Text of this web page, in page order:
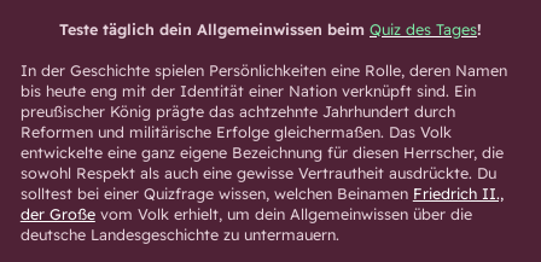
Teste täglich dein Allgemeinwissen beim Quiz des Tages!
In der Geschichte spielen Persönlichkeiten eine Rolle, deren Namen
bis heute eng mit der Identität einer Nation verknüpft sind. Ein
preußischer König prägte das achtzehnte Jahrhundert durch
Reformen und militärische Erfolge gleichermaßen. Das Volk
entwickelte eine ganz eigene Bezeichnung für diesen Herrscher, die
sowohl Respekt als auch eine gewisse Vertrautheit ausdrückte. Du
solltest bei einer Quizfrage wissen, welchen Beinamen Friedrich II.,
der Großevom Volk erhielt, um dein Allgemeinwissen über die
deutsche Landesgeschichte zu untermauern.